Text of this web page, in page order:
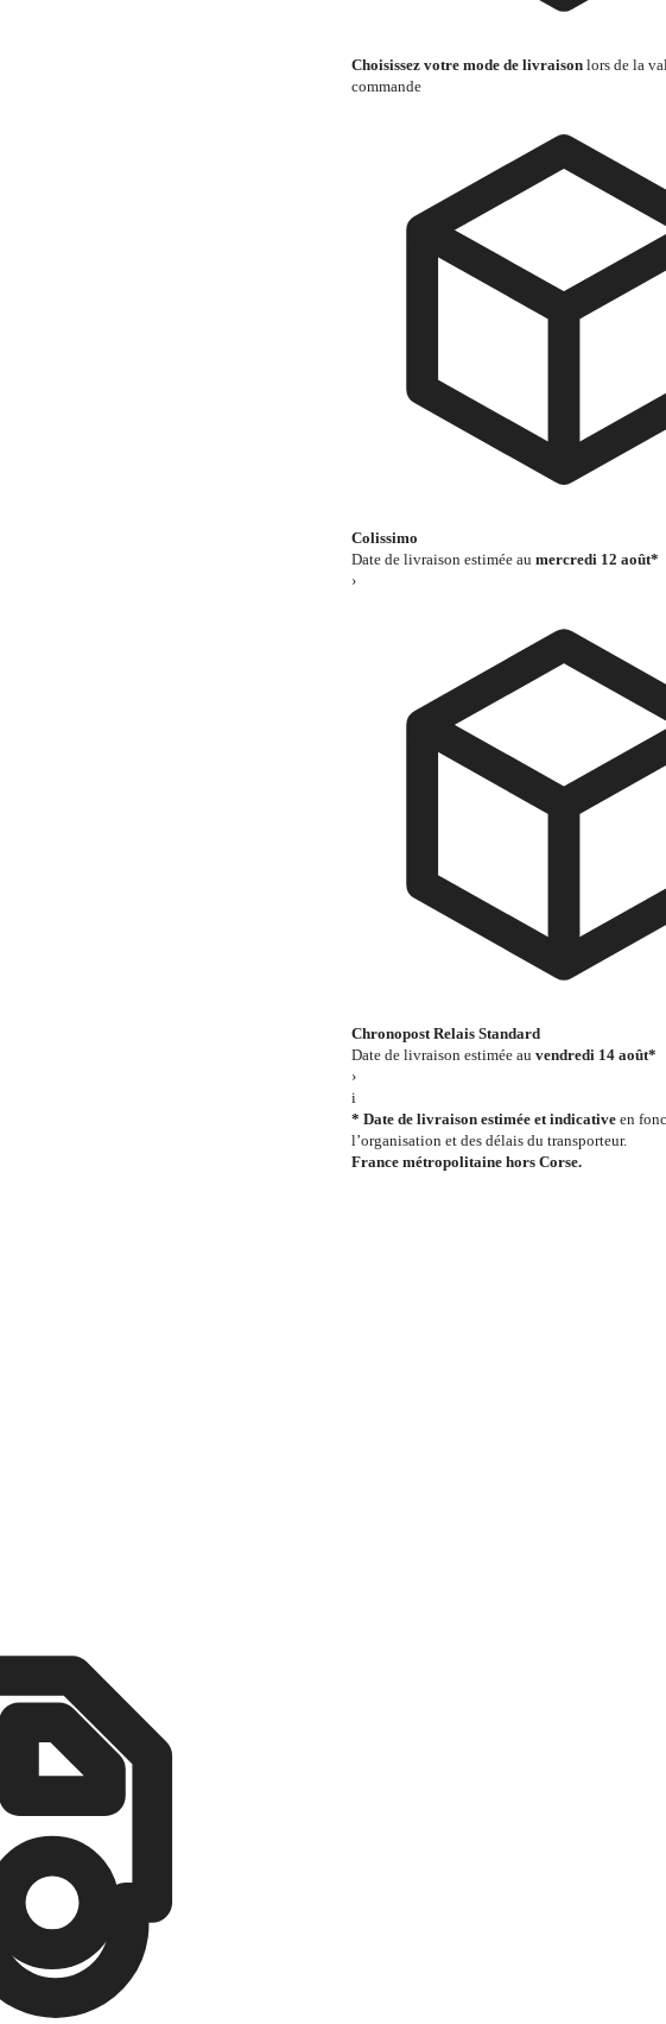
Choisissez votre mode de livraison lors de la
commande
Colissimo
Date de livraison estimée au mercredi 12 août*
›
Chronopost Relais Standard
Date de livraison estimée au vendredi 14 août*
›
i
* Date de livraison estimée et indicativeen
l’organisation et des délais du transporteur.
France métropolitaine hors Corse.